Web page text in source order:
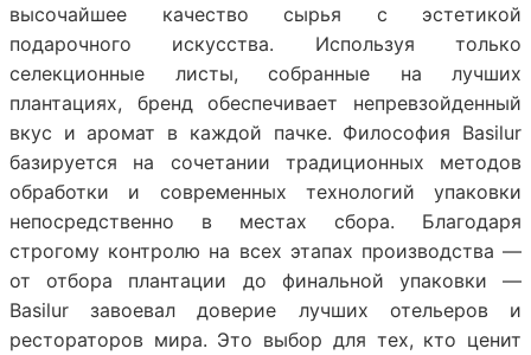
высочайшее качество сырья с эстетикой
подарочного искусства. Используя только
селекционные листы, собранные на лучших
плантациях, бренд обеспечивает непревзойденный
вкус и аромат в каждой пачке. Философия Basilur
базируется на сочетании традиционных методов
обработки и современных технологий упаковки
непосредственно в местах сбора. Благодаря
строгому контролю на всех этапах производства —
от отбора плантации до финальной упаковки —
Basilur завоевал доверие лучших отельеров и
рестораторов мира. Это выбор для тех, кто ценит